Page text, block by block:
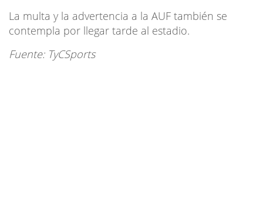
La multa y la advertencia a la AUF también se
contempla por llegar tarde al estadio.
Fuente: TyCSports